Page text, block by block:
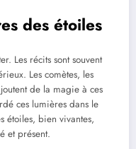
des étoiles
Les récits sont souvent
Les comètes, les
de la magie à ces
ces lumières dans le
étoiles, bien vivantes,
et présent.